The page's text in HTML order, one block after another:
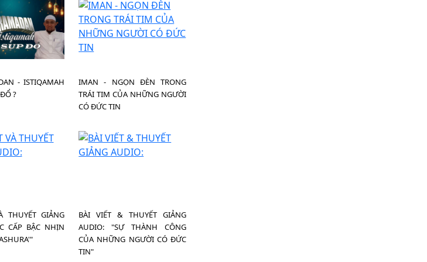
- ISTIQAMAH
?
IMAN - NGỌN ĐÈN TRONG
TRÁI TIM CỦA NHỮNG NGƯỜI
CÓ ĐỨC TIN
THUYẾT GIẢNG
CẤP BẬC NHỊN
BÀI VIẾT & THUYẾT GIẢNG
AUDIO: "SỰ THÀNH CÔNG
CỦA NHỮNG NGƯỜI CÓ ĐỨC
TIN"